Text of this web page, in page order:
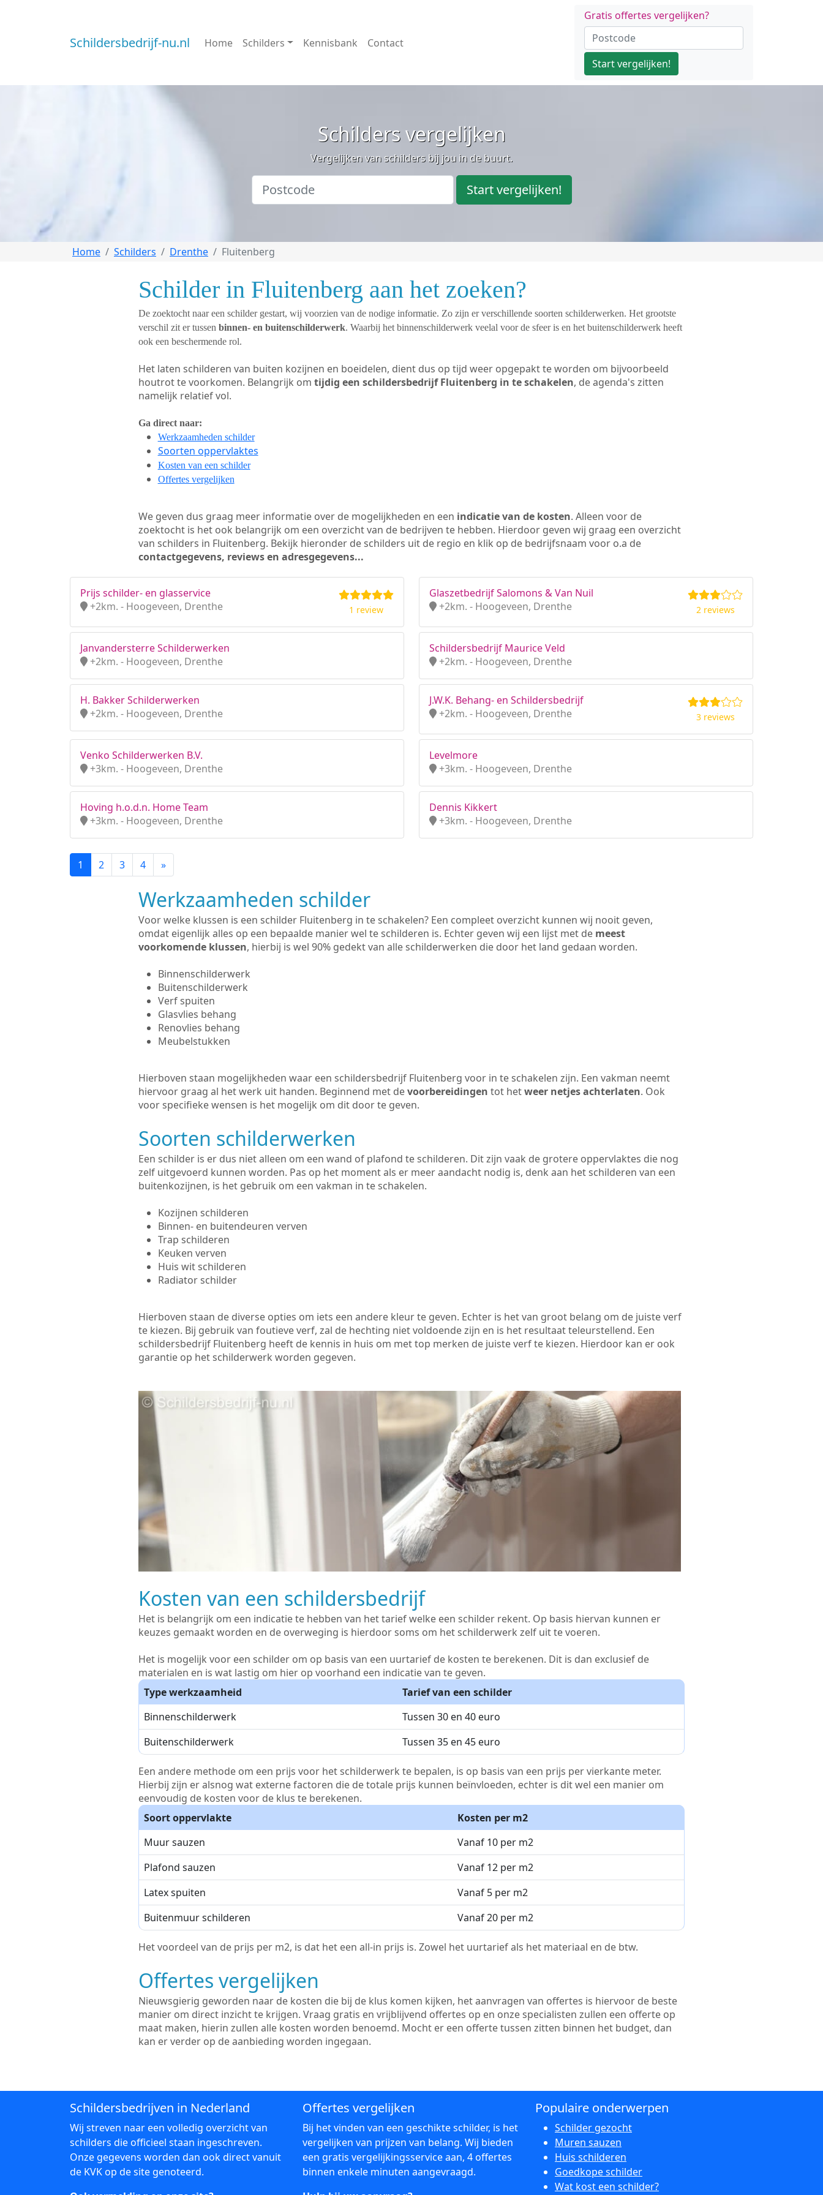
Schildersbedrijf-nu.nl Home Schilders Kennisbank Contact
Gratis offertes vergelijken?
Start vergelijken!
Schilders vergelijken
Vergelijken van schilders bij jou in de buurt.
Start vergelijken!
Home Schilders Drenthe Fluitenberg
Schilder in Fluitenberg aan het zoeken?
De zoektocht naar een schilder gestart, wij voorzien van de nodige informatie. Zo zijn er verschillende soorten schilderwerken. Het grootste
verschil zit er tussen binnen- en buitenschilderwerk. Waarbij het binnenschilderwerk veelal voor de sfeer is en het buitenschilderwerk heeft
ook een beschermende rol.
Het laten schilderen van buiten kozijnen en boeidelen, dient dus op tijd weer opgepakt te worden om bijvoorbeeld
houtrot te voorkomen. Belangrijk om tijdig een schildersbedrijf Fluitenberg in te schakelen, de agenda's zitten
namelijk relatief vol.
Ga direct naar:
Werkzaamheden schilder
Soorten oppervlaktes
Kosten van een schilder
Offertes vergelijken
We geven dus graag meer informatie over de mogelijkheden en een indicatie van de kosten. Alleen voor de
zoektocht is het ook belangrijk om een overzicht van de bedrijven te hebben. Hierdoor geven wij graag een overzicht
van schilders in Fluitenberg. Bekijk hieronder de schilders uit de regio en klik op de bedrijfsnaam voor o.a de
contactgegevens, reviews en adresgegevens...
Prijs schilder- en glasservice
+2km. - Hoogeveen, Drenthe
1 review
Glaszetbedrijf Salomons & Van Nuil
+2km. - Hoogeveen, Drenthe
2 reviews
Janvandersterre Schilderwerken
+2km. - Hoogeveen, Drenthe
Schildersbedrijf Maurice Veld
+2km. - Hoogeveen, Drenthe
H. Bakker Schilderwerken
+2km. - Hoogeveen, Drenthe
J.W.K. Behang- en Schildersbedrijf
+2km. - Hoogeveen, Drenthe
3 reviews
Venko Schilderwerken B.V.
+3km. - Hoogeveen, Drenthe
Levelmore
+3km. - Hoogeveen, Drenthe
Hoving h.o.d.n. Home Team
+3km. - Hoogeveen, Drenthe
Dennis Kikkert
+3km. - Hoogeveen, Drenthe
1 2 3 4 »
Werkzaamheden schilder
Voor welke klussen is een schilder Fluitenberg in te schakelen? Een compleet overzicht kunnen wij nooit geven,
omdat eigenlijk alles op een bepaalde manier wel te schilderen is. Echter geven wij een lijst met de meest
voorkomende klussen, hierbij is wel 90% gedekt van alle schilderwerken die door het land gedaan worden.
Binnenschilderwerk
Buitenschilderwerk
Verf spuiten
Glasvlies behang
Renovlies behang
Meubelstukken
Hierboven staan mogelijkheden waar een schildersbedrijf Fluitenberg voor in te schakelen zijn. Een vakman neemt
hiervoor graag al het werk uit handen. Beginnend met devoorbereidingen tot hetweer netjes achterlaten. Ook
voor specifieke wensen is het mogelijk om dit door te geven.
Soorten schilderwerken
Een schilder is er dus niet alleen om een wand of plafond te schilderen. Dit zijn vaak de grotere oppervlaktes die nog
zelf uitgevoerd kunnen worden. Pas op het moment als er meer aandacht nodig is, denk aan het schilderen van een
buitenkozijnen, is het gebruik om een vakman in te schakelen.
Kozijnen schilderen
Binnen- en buitendeuren verven
Trap schilderen
Keuken verven
Huis wit schilderen
Radiator schilder
Hierboven staan de diverse opties om iets een andere kleur te geven. Echter is het van groot belang om de juiste verf
te kiezen. Bij gebruik van foutieve verf, zal de hechting niet voldoende zijn en is het resultaat teleurstellend. Een
schildersbedrijf Fluitenberg heeft de kennis in huis om met top merken de juiste verf te kiezen. Hierdoor kan er ook
garantie op het schilderwerk worden gegeven.
Kosten van een schildersbedrijf
Het is belangrijk om een indicatie te hebben van het tarief welke een schilder rekent. Op basis hiervan kunnen er
keuzes gemaakt worden en de overweging is hierdoor soms om het schilderwerk zelf uit te voeren.
Het is mogelijk voor een schilder om op basis van een uurtarief de kosten te berekenen. Dit is dan exclusief de
materialen en is wat lastig om hier op voorhand een indicatie van te geven.
Type werkzaamheid
Tarief van een schilder
Binnenschilderwerk
Tussen 30 en 40 euro
Buitenschilderwerk
Tussen 35 en 45 euro
Een andere methode om een prijs voor het schilderwerk te bepalen, is op basis van een prijs per vierkante meter.
Hierbij zijn er alsnog wat externe factoren die de totale prijs kunnen beïnvloeden, echter is dit wel een manier om
eenvoudig de kosten voor de klus te berekenen.
Soort oppervlakte
Kosten per m2
Muur sauzen
Vanaf 10 per m2
Plafond sauzen
Vanaf 12 per m2
Latex spuiten
Vanaf 5 per m2
Buitenmuur schilderen
Vanaf 20 per m2
Het voordeel van de prijs per m2, is dat het een all-in prijs is. Zowel het uurtarief als het materiaal en de btw.
Offertes vergelijken
Nieuwsgierig geworden naar de kosten die bij de klus komen kijken, het aanvragen van offertes is hiervoor de beste
manier om direct inzicht te krijgen. Vraag gratis en vrijblijvend offertes op en onze specialisten zullen een offerte op
maat maken, hierin zullen alle kosten worden benoemd. Mocht er een offerte tussen zitten binnen het budget, dan
kan er verder op de aanbieding worden ingegaan.
Schildersbedrijven in Nederland
Wij streven naar een volledig overzicht van
schilders die officieel staan ingeschreven.
Onze gegevens worden dan ook direct vanuit
de KVK op de site genoteerd.
Offertes vergelijken
Bij het vinden van een geschikte schilder, is het
vergelijken van prijzen van belang. Wij bieden
een gratis vergelijkingsservice aan, 4 offertes
binnen enkele minuten aangevraagd.
Populaire onderwerpen
Schilder gezocht
Muren sauzen
Huis schilderen
Goedkope schilder
Wat kost een schilder?